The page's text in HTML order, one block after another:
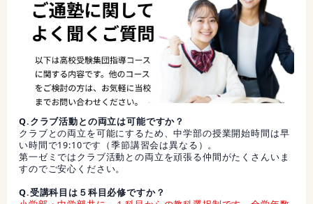
Q.クラブ活動との両立は可能ですか？
クラブとの両立を可能にするため、中学部の授業開始時間は早
い時間で19:10です（季節講習会は異なる）。
第一ゼミではクラブ活動との両立を頑張る仲間がたくさんいま
すのでご安心ください。
Q.受講科目は５科目必修ですか？